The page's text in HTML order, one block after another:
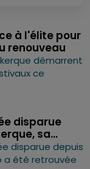
à l'élite pour
renouveau
démarrent
ce
disparue
sa...
disparue depuis
a été retrouvée